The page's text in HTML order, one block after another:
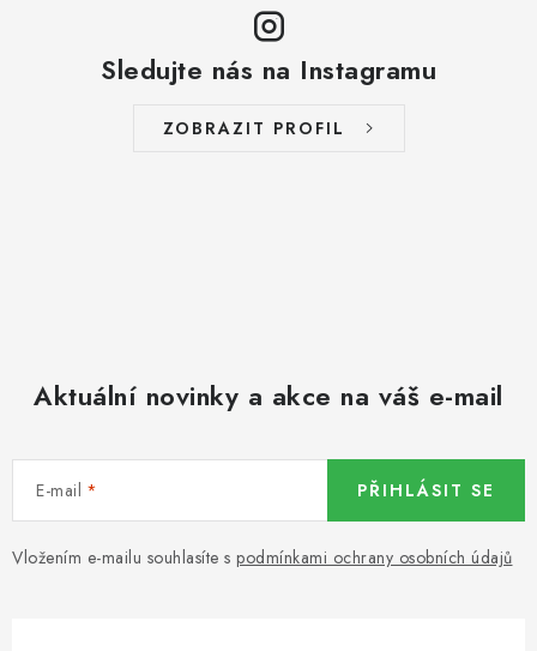
Sledujte nás na Instagramu
ZOBRAZIT PROFIL
Aktuální novinky a akce na váš e-mail
E-mail
Vložením e-mailu souhlasíte s podmínkami ochrany osobních údajů
PŘIHLÁSIT SE